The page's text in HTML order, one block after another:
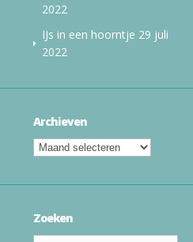
2022
IJs in een hoorntje 29 juli
2022
Archieven
Zoeken